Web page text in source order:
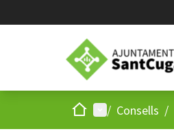
Inici Menú principal
/ Consells /